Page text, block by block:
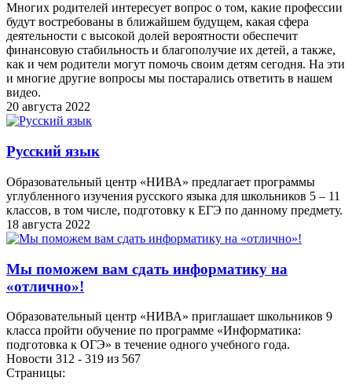
Многих родителей интересует вопрос о том, какие профессии
будут востребованы в ближайшем будущем, какая сфера
деятельности с высокой долей вероятности обеспечит
финансовую стабильность и благополучие их детей, а также,
как и чем родители могут помочь своим детям сегодня. На эти
и многие другие вопросы мы постарались ответить в нашем
видео.
20 августа 2022
Русский язык
Образовательный центр «НИВА» предлагает программы
углубленного изучения русского языка для школьников 5 – 11
классов, в том числе, подготовку к ЕГЭ по данному предмету.
18 августа 2022
Мы поможем вам сдать информатику на
«отлично»!
Образовательный центр «НИВА» приглашает школьников 9
класса пройти обучение по программе «Информатика:
подготовка к ОГЭ» в течение одного учебного года.
Новости 312 - 319 из 567
Страницы: